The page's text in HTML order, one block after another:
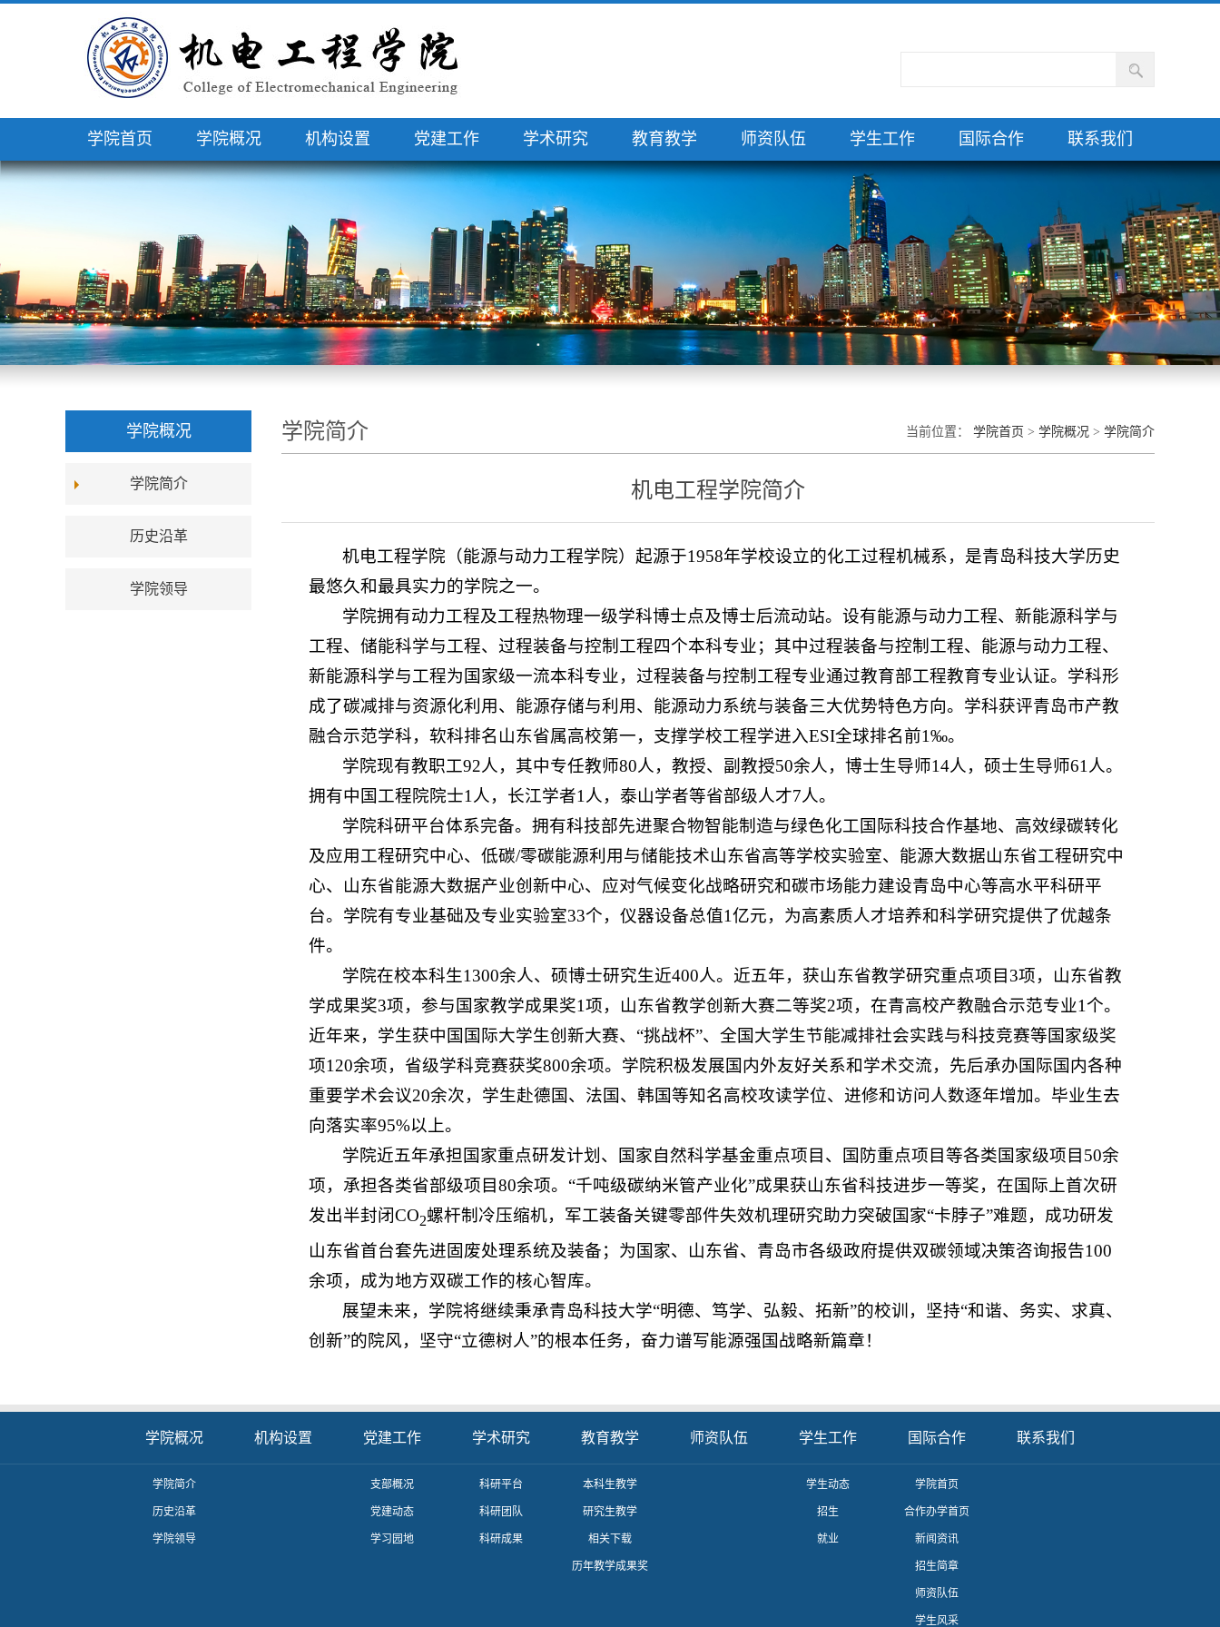
学院首页 学院概况 机构设置 党建工作 学术研究 教育教学 师资队伍 学生工作 国际合作 联系我们
学院概况
学院简介
历史沿革
学院领导
当前位置： 学院首页 > 学院概况 > 学院简介
学院简介
机电工程学院简介
机电工程学院（能源与动力工程学院）起源于1958年学校设立的化工过程机械系，是青岛科技大学历史
最悠久和最具实力的学院之一。
学院拥有动力工程及工程热物理一级学科博士点及博士后流动站。设有能源与动力工程、新能源科学与
工程、储能科学与工程、过程装备与控制工程四个本科专业；其中过程装备与控制工程、能源与动力工程、
新能源科学与工程为国家级一流本科专业，过程装备与控制工程专业通过教育部工程教育专业认证。学科形
成了碳减排与资源化利用、能源存储与利用、能源动力系统与装备三大优势特色方向。学科获评青岛市产教
融合示范学科，软科排名山东省属高校第一，支撑学校工程学进入ESI全球排名前1‰。
学院现有教职工92人，其中专任教师80人，教授、副教授50余人，博士生导师14人，硕士生导师61人。
拥有中国工程院院士1人，长江学者1人，泰山学者等省部级人才7人。
学院科研平台体系完备。拥有科技部先进聚合物智能制造与绿色化工国际科技合作基地、高效绿碳转化
及应用工程研究中心、低碳/零碳能源利用与储能技术山东省高等学校实验室、能源大数据山东省工程研究中
心、山东省能源大数据产业创新中心、应对气候变化战略研究和碳市场能力建设青岛中心等高水平科研平
台。学院有专业基础及专业实验室33个，仪器设备总值1亿元，为高素质人才培养和科学研究提供了优越条
件。
学院在校本科生1300余人、硕博士研究生近400人。近五年，获山东省教学研究重点项目3项，山东省教
学成果奖3项，参与国家教学成果奖1项，山东省教学创新大赛二等奖2项，在青高校产教融合示范专业1个。
近年来，学生获中国国际大学生创新大赛、“挑战杯”、全国大学生节能减排社会实践与科技竞赛等国家级奖
项120余项，省级学科竞赛获奖800余项。学院积极发展国内外友好关系和学术交流，先后承办国际国内各种
重要学术会议20余次，学生赴德国、法国、韩国等知名高校攻读学位、进修和访问人数逐年增加。毕业生去
向落实率95%以上。
学院近五年承担国家重点研发计划、国家自然科学基金重点项目、国防重点项目等各类国家级项目50余
项，承担各类省部级项目80余项。“千吨级碳纳米管产业化”成果获山东省科技进步一等奖，在国际上首次研
发出半封闭CO2螺杆制冷压缩机，军工装备关键零部件失效机理研究助力突破国家“卡脖子”难题，成功研发
山东省首台套先进固废处理系统及装备；为国家、山东省、青岛市各级政府提供双碳领域决策咨询报告100
余项，成为地方双碳工作的核心智库。
展望未来，学院将继续秉承青岛科技大学“明德、笃学、弘毅、拓新”‌的校训，坚持“和谐、务实、求真、
创新”的院风，坚守“立德树人”的根本任务，奋力谱写能源强国战略新篇章！
学院概况
学院简介
历史沿革
学院领导
机构设置 党建工作
支部概况
党建动态
学习园地
学术研究
科研平台
科研团队
科研成果
教育教学
本科生教学
研究生教学
相关下载
历年教学成果奖
师资队伍 学生工作
学生动态
招生
就业
国际合作
学院首页
合作办学首页
新闻资讯
招生简章
师资队伍
学生风采
联系我们